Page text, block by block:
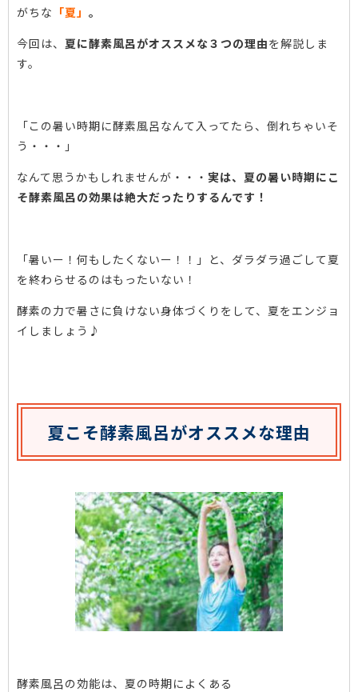
がちな 「夏」 。
今回は、 夏に酵素風呂がオススメな３つの理由を解説しま
す。
「この暑い時期に酵素風呂なんて入ってたら、倒れちゃいそ
う・・・」
なんて思うかもしれませんが・・・ 実は、 夏の暑い時期にこ
そ酵素風呂の効果は絶大だったりするんです！
「暑いー！何もしたくないー！！」と、ダラダラ過ごして夏
を終わらせるのはもったいない！
酵素の力で暑さに負けない身体づくりをして、夏をエンジョ
イしましょう♪
夏こそ酵素風呂がオススメな理由
酵素風呂の効能は、夏の時期によくある